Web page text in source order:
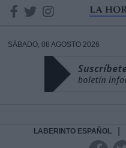
SÁBADO, 08 AGOSTO 2026
LABERINTO ESPAÑOL
DATOS
Responsable: